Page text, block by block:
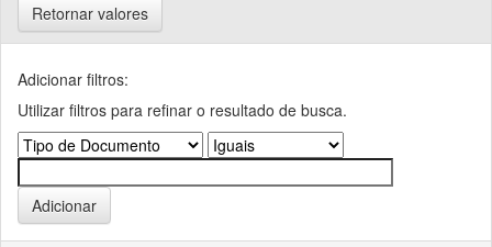
Retornar valores
Adicionar filtros:
Utilizar filtros para refinar o resultado de busca.